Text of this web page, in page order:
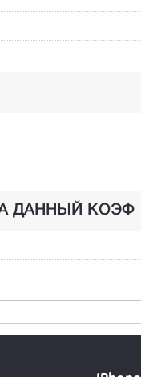
ДАННЫЙ КОЭФ